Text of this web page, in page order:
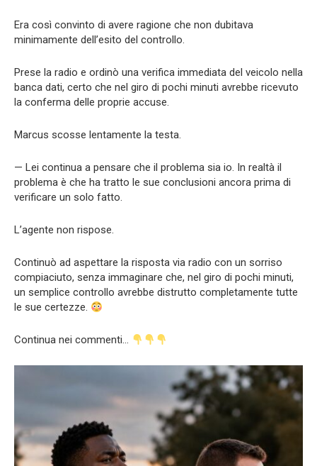
Era così convinto di avere ragione che non dubitava
minimamente dell’esito del controllo.
Prese la radio e ordinò una verifica immediata del veicolo nella
banca dati, certo che nel giro di pochi minuti avrebbe ricevuto
la conferma delle proprie accuse.
Marcus scosse lentamente la testa.
— Lei continua a pensare che il problema sia io. In realtà il
problema è che ha tratto le sue conclusioni ancora prima di
verificare un solo fatto.
L’agente non rispose.
Continuò ad aspettare la risposta via radio con un sorriso
compiaciuto, senza immaginare che, nel giro di pochi minuti,
un semplice controllo avrebbe distrutto completamente tutte
le sue certezze.
Continua nei commenti…